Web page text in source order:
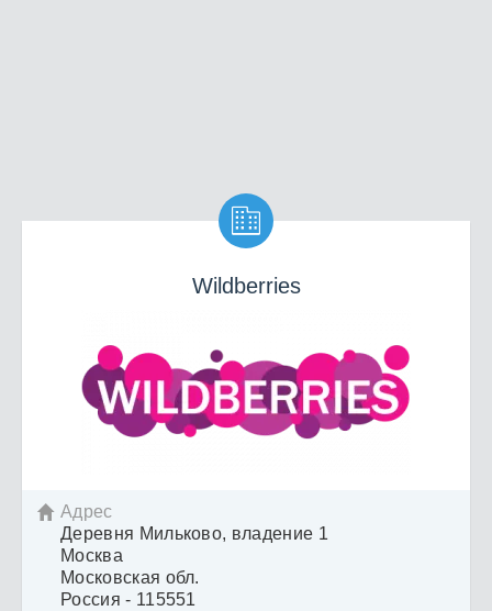

Wildberries
 Адрес
Деревня Мильково, владение 1
Москва
Московская обл.
Россия - 115551